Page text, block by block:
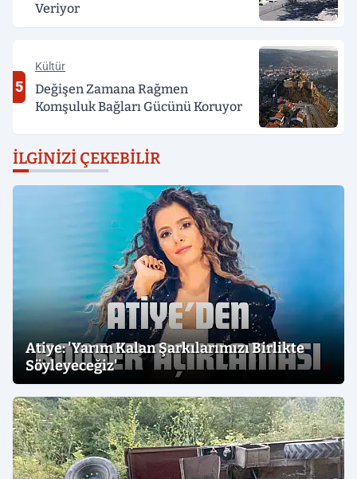
Veriyor
5
Kültür
Değişen Zamana Rağmen
Komşuluk Bağları Gücünü Koruyor
İLGINIZI ÇEKEBILIR
Atiye: 'Yarım Kalan Şarkılarımızı Birlikte
Söyleyeceğiz'